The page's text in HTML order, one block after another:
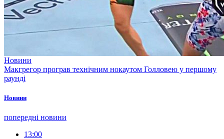
Новини
Макгрегор програв технічним нокаутом Голловею у першому
раунді
Новини
попередні новини
13:00